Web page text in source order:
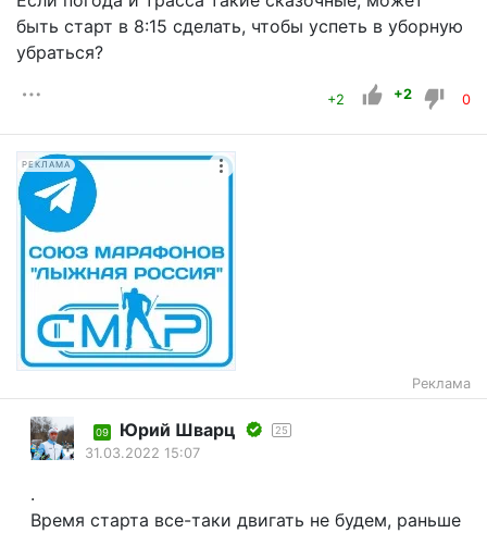
быть старт в 8:15 сделать, чтобы успеть в уборную
убраться?
+2 +2 0
РЕКЛАМА
Реклама
09 Юрий Шварц 25
31.03.2022 15:07
.
Время старта все-таки двигать не будем, раньше